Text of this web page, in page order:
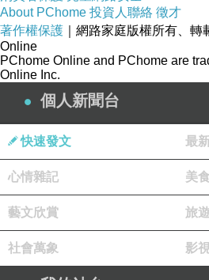
現代化，深入每一個家庭。
著有中、英、日文食譜數
地，藉而推廣與發揚中華美
傅老師於93年9月16日與世
富的一生于世人緬懷。
程安琪老師：
大學畢業後即跟隨母親學習
教學經驗，主持電視烹飪教
親主持台視 ”傅培梅時間”
師”、 太陽衛視 ”讀賣中國菜
廚房”、國寶衛視 ”國寶美食”
真的教學、仔細的解說受到
About PChome 投資人聯絡 徵才
著作權保護 ｜網路家庭版權所有、轉
Online
PChome Online and PChome are
Online Inc.
個人新聞台
快速發文 最
心情雜記 美
藝文欣賞 旅
社會萬象 影